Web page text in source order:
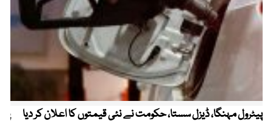
پیٹرول مہنگا، ڈیزل سستا، حکومت نے نئی قیمتوں کا اعلان کر دیا